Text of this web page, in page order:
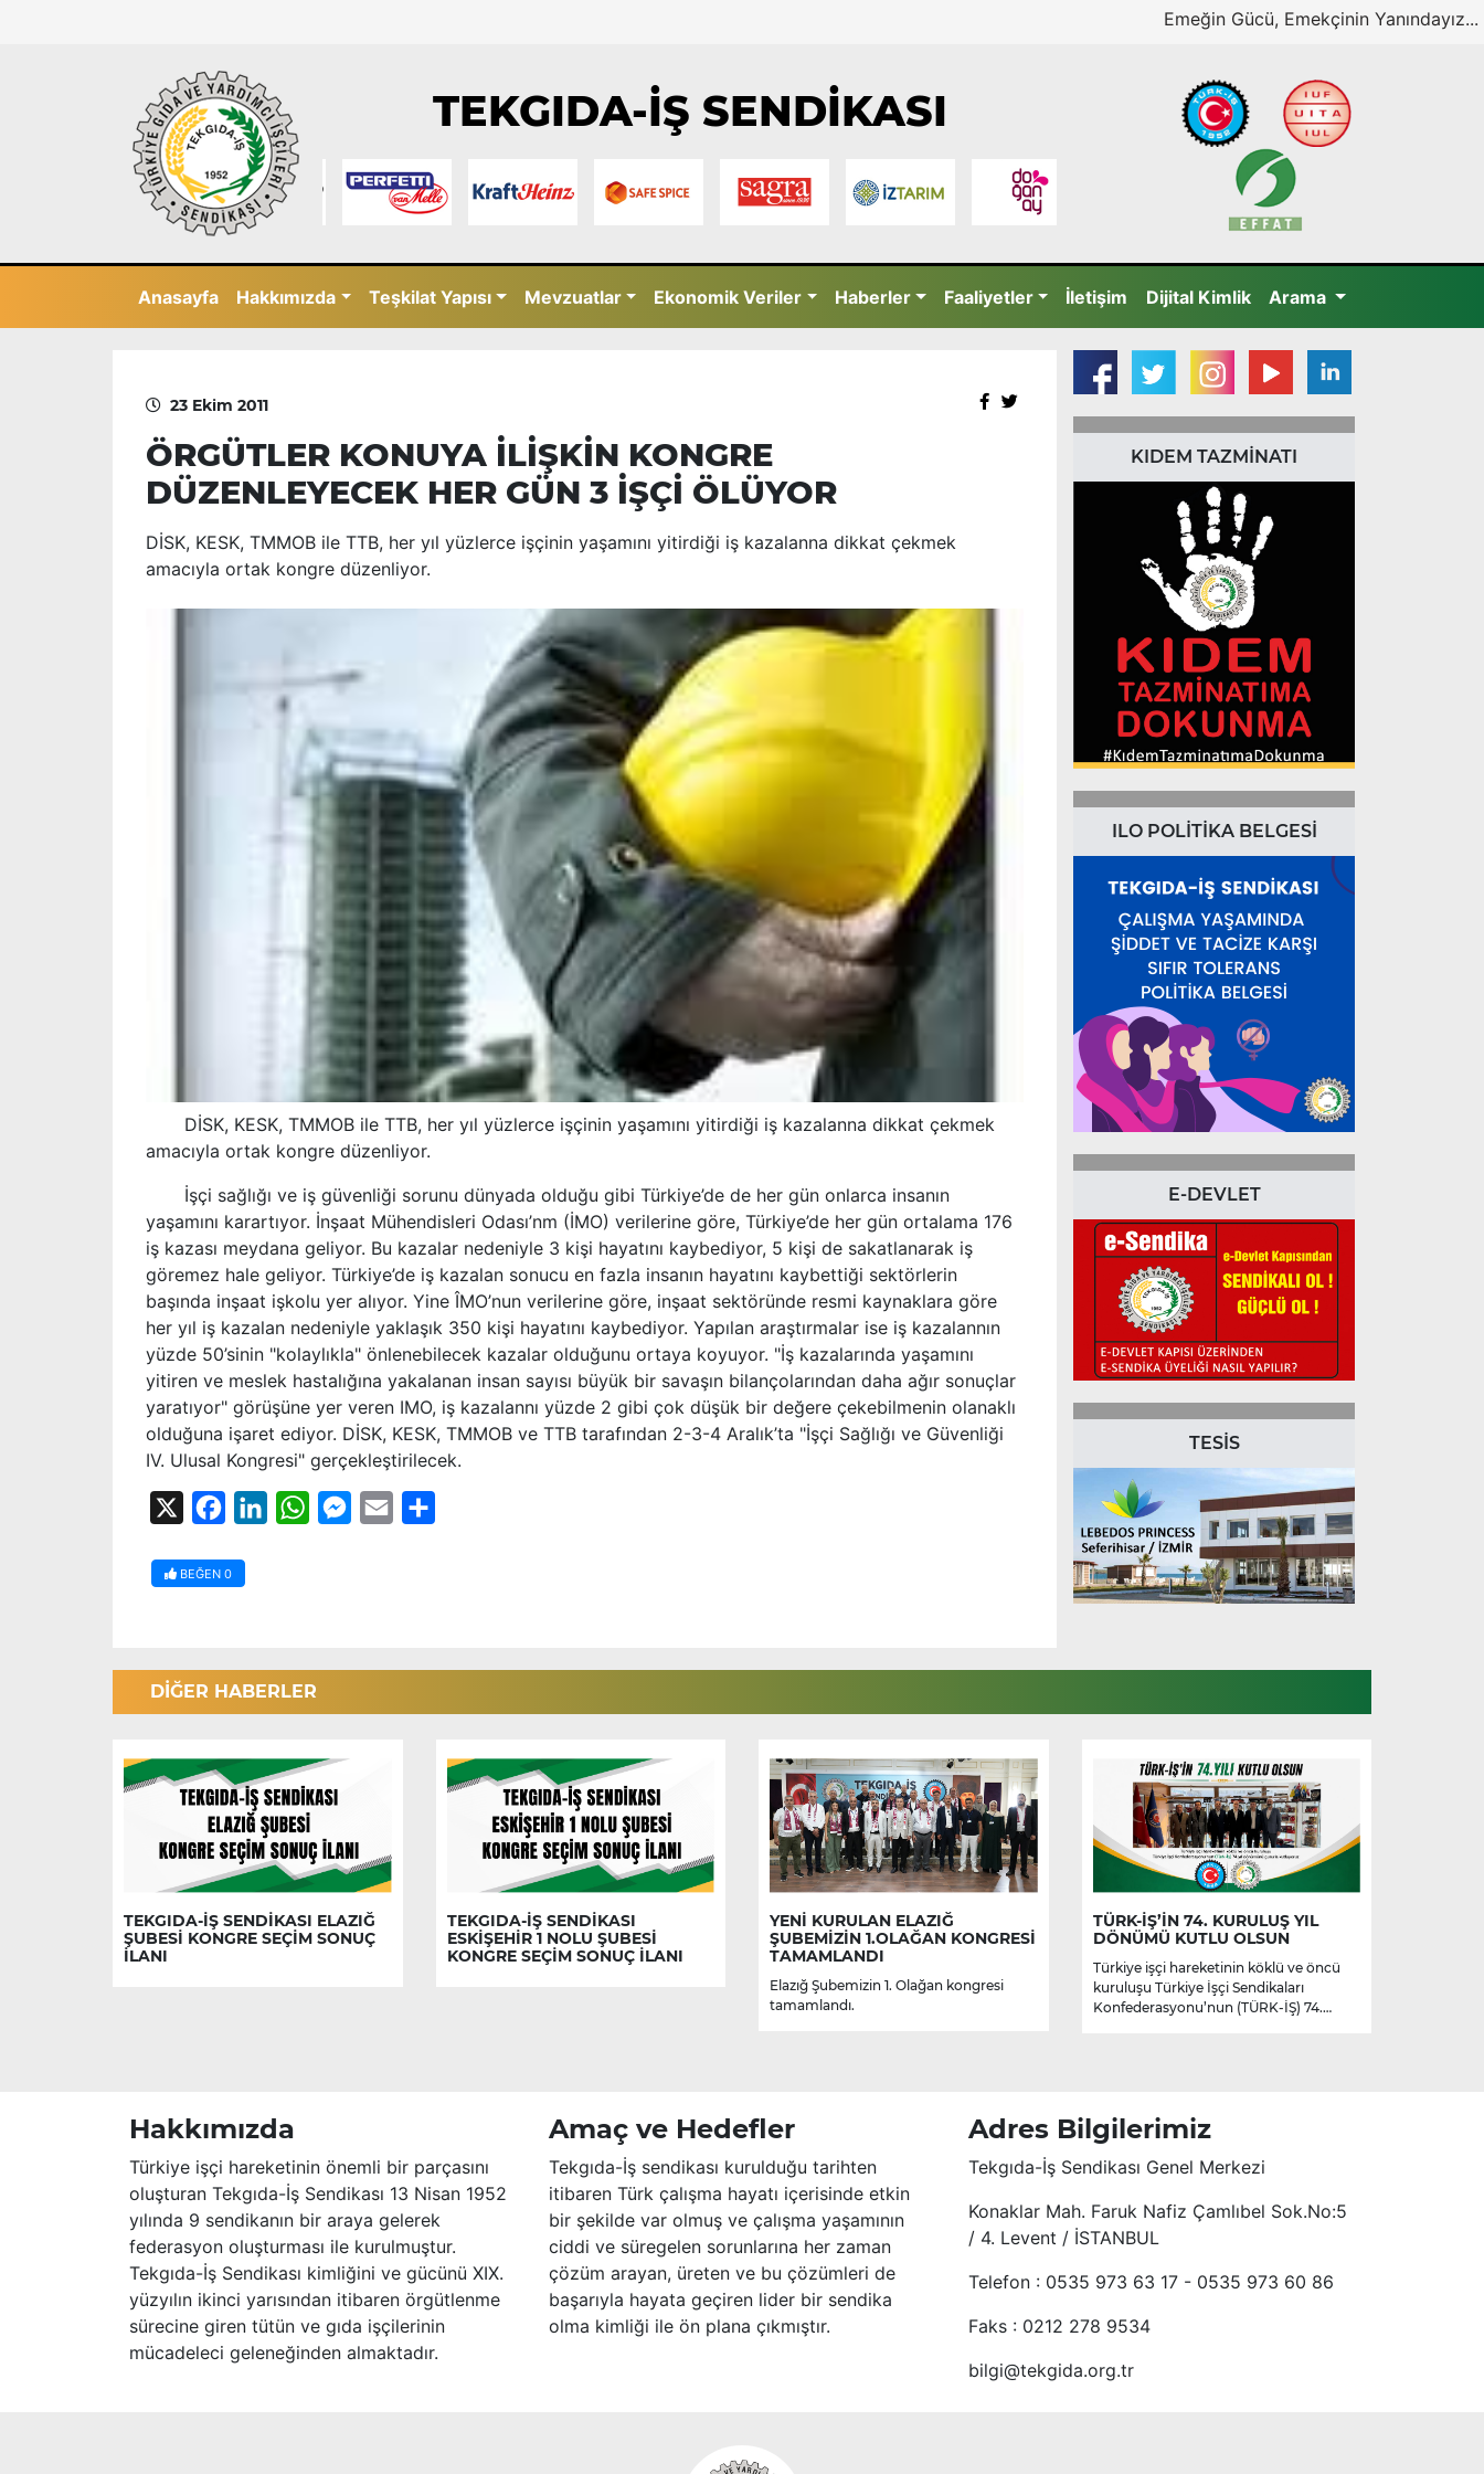
Emeğin Gücü, Emekçinin Yanındayız...
TEKGIDA-İŞ SENDİKASI
Anasayfa Hakkımızda Teşkilat Yapısı Mevzuatlar Ekonomik Veriler Haberler Faaliyetler İletişim Dijital Kimlik Arama
23 Ekim 2011
ÖRGÜTLER KONUYA İLİŞKİN KONGRE
DÜZENLEYECEK HER GÜN 3 İŞÇİ ÖLÜYOR
DİSK, KESK, TMMOB ile TTB, her yıl yüzlerce işçinin yaşamını yitirdiği iş kazalanna dikkat çekmek
amacıyla ortak kongre düzenliyor.
DİSK, KESK, TMMOB ile TTB, her yıl yüzlerce işçinin yaşamını yitirdiği iş kazalanna dikkat çekmek
amacıyla ortak kongre düzenliyor.
İşçi sağlığı ve iş güvenliği sorunu dünyada olduğu gibi Türkiye’de de her gün onlarca insanın
yaşamını karartıyor. İnşaat Mühendisleri Odası’nm (İMO) verilerine göre, Türkiye’de her gün ortalama 176
iş kazası meydana geliyor. Bu kazalar nedeniyle 3 kişi hayatını kaybediyor, 5 kişi de sakatlanarak iş
göremez hale geliyor. Türkiye’de iş kazalan sonucu en fazla insanın hayatını kaybettiği sektörlerin
başında inşaat işkolu yer alıyor. Yine ÎMO’nun verilerine göre, inşaat sektöründe resmi kaynaklara göre
her yıl iş kazalan nedeniyle yaklaşık 350 kişi hayatını kaybediyor. Yapılan araştırmalar ise iş kazalannın
yüzde 50’sinin "kolaylıkla" önlenebilecek kazalar olduğunu ortaya koyuyor. "İş kazalarında yaşamını
yitiren ve meslek hastalığına yakalanan insan sayısı büyük bir savaşın bilançolarından daha ağır sonuçlar
yaratıyor" görüşüne yer veren IMO, iş kazalannı yüzde 2 gibi çok düşük bir değere çekebilmenin olanaklı
olduğuna işaret ediyor. DİSK, KESK, TMMOB ve TTB tarafından 2-3-4 Aralık’ta "İşçi Sağlığı ve Güvenliği
IV. Ulusal Kongresi" gerçekleştirilecek.
FacebookLinkedInWhatsAppMessenger
Email
BEĞEN 0
KIDEM TAZMİNATI
ILO POLİTİKA BELGESİ
E-DEVLET
TESİS
DİĞER HABERLER
TEKGIDA-İŞ SENDİKASI ELAZIĞ
ŞUBESİ KONGRE SEÇİM SONUÇ
İLANI
TEKGIDA-İŞ SENDİKASI
ESKİŞEHİR 1 NOLU ŞUBESİ
KONGRE SEÇİM SONUÇ İLANI
YENİ KURULAN ELAZIĞ
ŞUBEMİZİN 1.OLAĞAN KONGRESİ
TAMAMLANDI
Elazığ Şubemizin 1. Olağan kongresi
tamamlandı.
TÜRK-İŞ’İN 74. KURULUŞ YIL
DÖNÜMÜ KUTLU OLSUN
Türkiye işçi hareketinin köklü ve öncü
kuruluşu Türkiye İşçi Sendikaları
Konfederasyonu’nun (TÜRK-İŞ) 74.
Hakkımızda
Türkiye işçi hareketinin önemli bir parçasını
oluşturan Tekgıda-İş Sendikası 13 Nisan 1952
yılında 9 sendikanın bir araya gelerek
federasyon oluşturması ile kurulmuştur.
Tekgıda-İş Sendikası kimliğini ve gücünü XIX.
yüzyılın ikinci yarısından itibaren örgütlenme
sürecine giren tütün ve gıda işçilerinin
mücadeleci geleneğinden almaktadır.
Amaç ve Hedefler
Tekgıda-İş sendikası kurulduğu tarihten
itibaren Türk çalışma hayatı içerisinde etkin
bir şekilde var olmuş ve çalışma yaşamının
ciddi ve süregelen sorunlarına her zaman
çözüm arayan, üreten ve bu çözümleri de
başarıyla hayata geçiren lider bir sendika
olma kimliği ile ön plana çıkmıştır.
Adres Bilgilerimiz
Tekgıda-İş Sendikası Genel Merkezi
Konaklar Mah. Faruk Nafiz Çamlıbel Sok.No:5
/ 4. Levent / İSTANBUL
Telefon : 0535 973 63 17 - 0535 973 60 86
Faks : 0212 278 9534
bilgi@tekgida.org.tr